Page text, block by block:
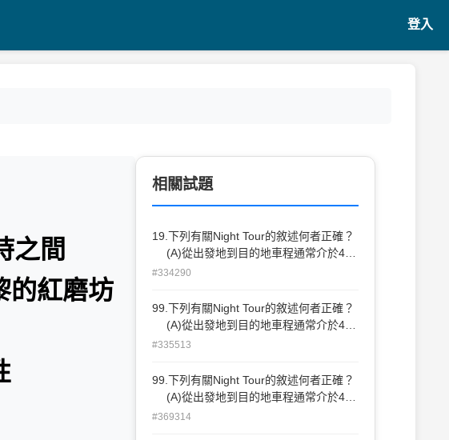
登入
之間
的紅磨坊
相關試題
19.下列有關Night Tour的敘述何者正確？
(A)從出發地到目的地車程通常介於4小
時～7小時之間 (B)通常以欣賞當地夜
(C)執行此種觀光方式不需考量當地治安及
價值性 (D)執行此種觀光方式通常是在
#334290
99.下列有關Night Tour的敘述何者正確？
(A)從出發地到目的地車程通常介於4小
時～7小時之間 (B)通常以欣賞當地夜
(C)執行此種觀光方式不需考量當地治安及
價值性 (D)執行此種觀光方式通常是在
#335513
99.下列有關Night Tour的敘述何者正確？
(A)從出發地到目的地車程通常介於4小
時～7小時之間 (B)通常以欣賞當地夜
#369314